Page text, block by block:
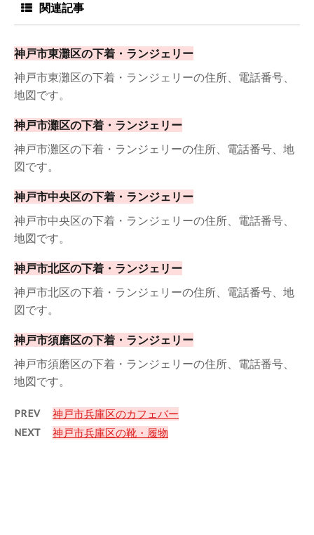
関連記事
神戸市東灘区の下着・ランジェリー
神戸市東灘区の下着・ランジェリーの住所、電話番号、
地図です。
神戸市灘区の下着・ランジェリー
神戸市灘区の下着・ランジェリーの住所、電話番号、地
図です。
神戸市中央区の下着・ランジェリー
神戸市中央区の下着・ランジェリーの住所、電話番号、
地図です。
神戸市北区の下着・ランジェリー
神戸市北区の下着・ランジェリーの住所、電話番号、地
図です。
神戸市須磨区の下着・ランジェリー
神戸市須磨区の下着・ランジェリーの住所、電話番号、
地図です。
PREV 神戸市兵庫区のカフェバー
NEXT 神戸市兵庫区の靴・履物